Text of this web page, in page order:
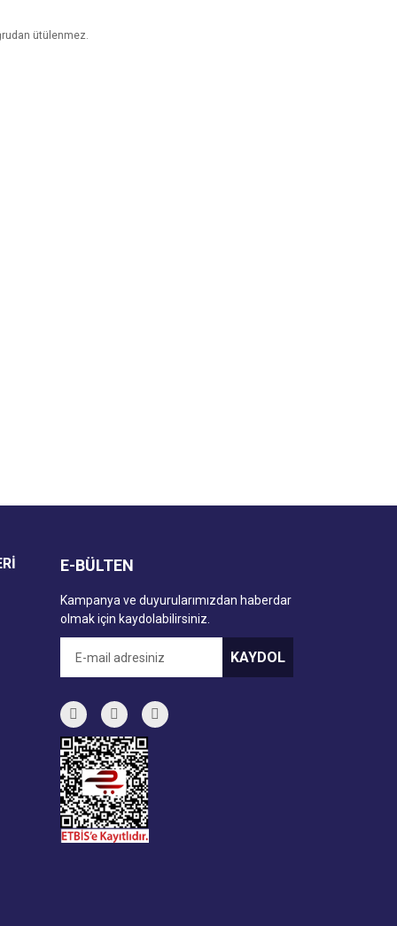
ütülenmez.
E-BÜLTEN
Kampanya ve duyurularımızdan haberdar
olmak için kaydolabilirsiniz.
KAYDOL